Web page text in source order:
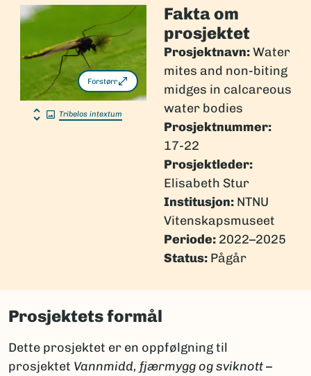
Forstørr
Tribelos intextum
Fakta om
prosjektet
Prosjektnavn:Water
mites and non-biting
midges in calcareous
water bodies
Prosjektnummer:
17-22
Prosjektleder:
Elisabeth Stur
Institusjon: NTNU
Vitenskapsmuseet
Periode: 2022–2025
Status: Pågår
Prosjektets formål
Dette prosjektet er en oppfølgning til
prosjektet Vannmidd, fjærmygg og sviknott –